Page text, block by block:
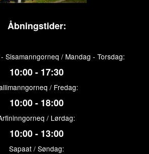
Åbningstider:
Sisamanngorneq / Mandag - Torsdag:
10:00 - 17:30
/ Fredag:
10:00 - 18:00
/ Lørdag:
10:00 - 13:00
Sapaat / Søndag: